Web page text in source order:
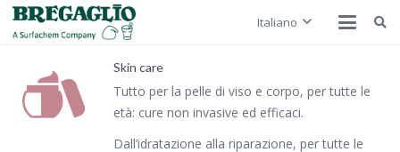
Italiano
Skin care
Tutto per la pelle di viso e corpo, per tutte le
età: cure non invasive ed efficaci.
Dall’idratazione alla riparazione, per tutte le